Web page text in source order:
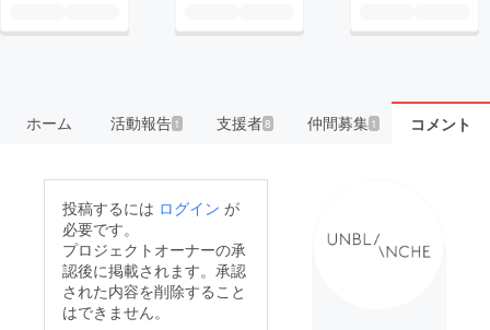
ホーム 活動報告1 支援者8 仲間募集 1 コメント
投稿するには ログイン が
必要です。
プロジェクトオーナーの承
認後に掲載されます。承認
された内容を削除すること
はできません。